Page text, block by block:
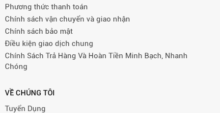
Phương thức thanh toán
Chính sách vận chuyển và giao nhận
Chính sách bảo mật
Điều kiện giao dịch chung
Chính Sách Trả Hàng Và Hoàn Tiền Minh Bạch, Nhanh
Chóng
VỀ CHÚNG TÔI
Tuyển Dụng